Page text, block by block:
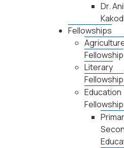
Dr. Anil
Fellowships
Fellowship
Literary
Fellowship
Education
Fellowship